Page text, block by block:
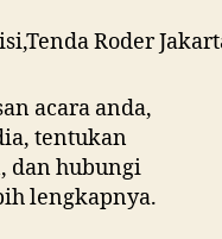
acara anda,
tentukan
dan hubungi
lengkapnya.